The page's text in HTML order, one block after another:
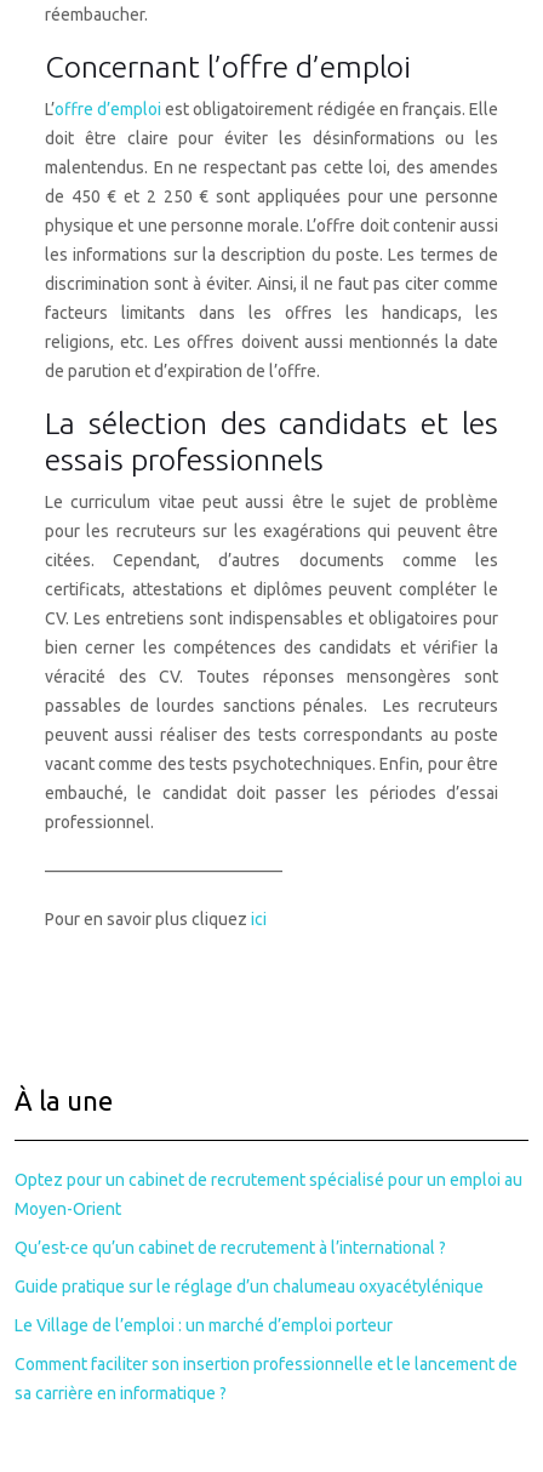
réembaucher.
Concernant l’offre d’emploi
L’offre d’emploi est obligatoirement rédigée en français. Elle
doit être claire pour éviter les désinformations ou les
malentendus. En ne respectant pas cette loi, des amendes
de 450 € et 2 250 € sont appliquées pour une personne
physique et une personne morale. L’offre doit contenir aussi
les informations sur la description du poste. Les termes de
discrimination sont à éviter. Ainsi, il ne faut pas citer comme
facteurs limitants dans les offres les handicaps, les
religions, etc. Les offres doivent aussi mentionnés la date
de parution et d’expiration de l’offre.
La sélection des candidats et les
essais professionnels
Le curriculum vitae peut aussi être le sujet de problème
pour les recruteurs sur les exagérations qui peuvent être
citées. Cependant, d’autres documents comme les
certificats, attestations et diplômes peuvent compléter le
CV. Les entretiens sont indispensables et obligatoires pour
bien cerner les compétences des candidats et vérifier la
véracité des CV. Toutes réponses mensongères sont
passables de lourdes sanctions pénales. Les recruteurs
peuvent aussi réaliser des tests correspondants au poste
vacant comme des tests psychotechniques. Enfin, pour être
embauché, le candidat doit passer les périodes d’essai
professionnel.
——————————————
Pour en savoir plus cliquez ici
À la une
Optez pour un cabinet de recrutement spécialisé pour un emploi au
Moyen-Orient
Qu’est-ce qu’un cabinet de recrutement à l’international ?
Guide pratique sur le réglage d’un chalumeau oxyacétylénique
Le Village de l’emploi : un marché d’emploi porteur
Comment faciliter son insertion professionnelle et le lancement de
sa carrière en informatique ?